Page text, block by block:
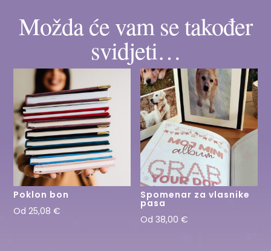
Možda će vam se također
svidjeti…
Poklon bon
Od25,08€
Spomenar za vlasnike
pasa
Od38,00€